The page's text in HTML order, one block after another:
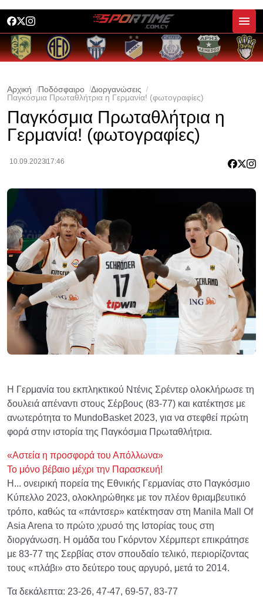
Αρχική Ποδόσφαιρο
Διοργανώσεις
Παγκόσμια Πρωταθλήτρια η Γερμανία! (φωτογραφίες)
Παγκόσμια Πρωταθλήτρια η
Γερμανία! (φωτογραφίες)
10.09.2023 17:46
Η Γερμανία του εκπληκτικού Ντένις Σρέντερ ολοκλήρωσε τη
δουλειά απέναντι στους Σέρβους (83-77) και κατέκτησε με
ανωτερότητα το MundoBasket 2023, για να στεφθεί πρώτη
φορά στην ιστορία της Παγκόσμια Πρωταθλήτρια.
«Αστεία η προσφορά του Απόλλωνα»
Το μόνο βέβαιο μέχρι την Παρασκευή!
Η... ονειρική πορεία της Εθνικής Γερμανίας στο Παγκόσμιο
Κύπελλο 2023, ολοκληρώθηκε με τον πλέον θριαμβευτικό
τρόπο, καθώς τα «πάντσερ» κατέκτησαν στη Manila Mall Of
Asia Arena το πρώτο χρυσό της Ιστορίας τους στη
διοργάνωση. Η ομάδα του Γκόρντον Χέρμπερτ επικράτησε
με 83-77 της Σερβίας στον σπουδαίο τελικό, περιορίζοντας
τους «πλάβι» στο δεύτερο τους αργυρό, μετά το 2014.
Τα δεκάλεπτα: 23-26, 47-47, 69-57, 83-77